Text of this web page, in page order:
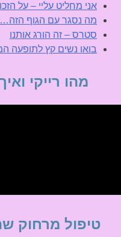
אני מחליט עליי – על
מה נסגר עם הגוף
סטרס – זה הורג אותנו
בואו נשים קץ לתופעה
מהו רייקי